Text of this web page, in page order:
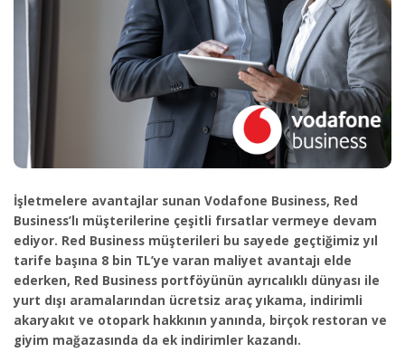
İşletmelere avantajlar sunan Vodafone Business, Red
Business’lı müşterilerine çeşitli fırsatlar vermeye devam
ediyor. Red Business müşterileri bu sayede geçtiğimiz yıl
tarife başına 8 bin TL’ye varan maliyet avantajı elde
ederken, Red Business portföyünün ayrıcalıklı dünyası ile
yurt dışı aramalarından ücretsiz araç yıkama, indirimli
akaryakıt ve otopark hakkının yanında, birçok restoran ve
giyim mağazasında da ek indirimler kazandı.